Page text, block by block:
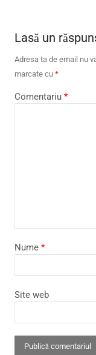
Lasă un
Adresa ta de email nu
marcate cu *
Comentariu *
Nume *
Site web